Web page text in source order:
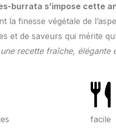
burrata s’impose cette
la finesse végétale de
et de saveurs qui mérite
recette fraîche, élégante
facile